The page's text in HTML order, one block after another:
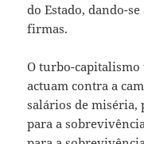
do Estado, dando-
firmas.
O turbo-capitalismo
actuam contra a
salários de miséria,
para a